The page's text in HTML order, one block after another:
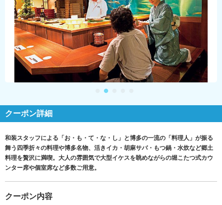
クーポン詳細
和装スタッフによる「お・も・て・な・し」と博多の一流の「料理人」が振る
舞う四季折々の料理や博多名物、活きイカ・胡麻サバ・もつ鍋・水炊など郷土
料理を贅沢に満喫。大人の雰囲気で大型イケスを眺めながらの堀こたつ式カウ
ンター席や個室席など多数ご用意。
クーポン内容